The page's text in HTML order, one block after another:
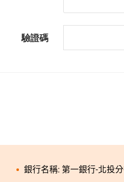
驗證碼
銀行名稱: 第一銀行-北投